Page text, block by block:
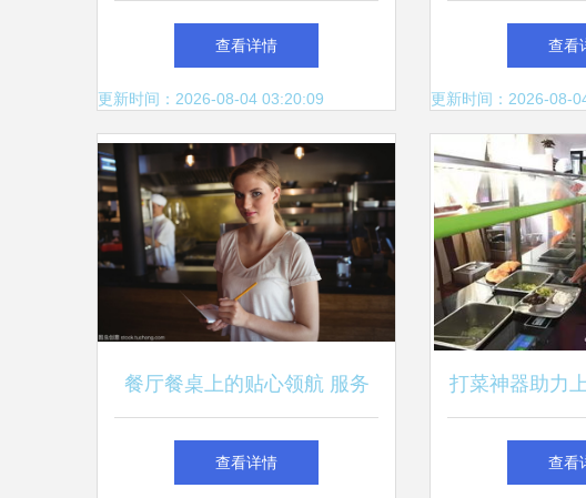
服务质量——创新培训模式的
内涵与成效
查看详情
更新时间：2026-08-04 03:20:09
能否成为
查看
更新时间：2026-08-
餐厅餐桌上的贴心领航 服务
员点菜服务技巧详解
查看详情
打菜神器助力
居家养老
查看